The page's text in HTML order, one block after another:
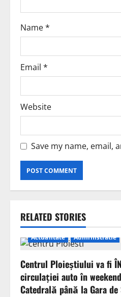
Name*
Email *
Website
Save my name, email,
RELATED STORIES
Actualitate Administratie
Centrul Ploieștiului va fi
circulației auto în
Catedrală până la Gara de